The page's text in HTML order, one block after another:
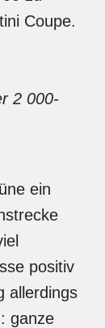
Coupe.
2 000-
ein
positiv
allerdings
ganze